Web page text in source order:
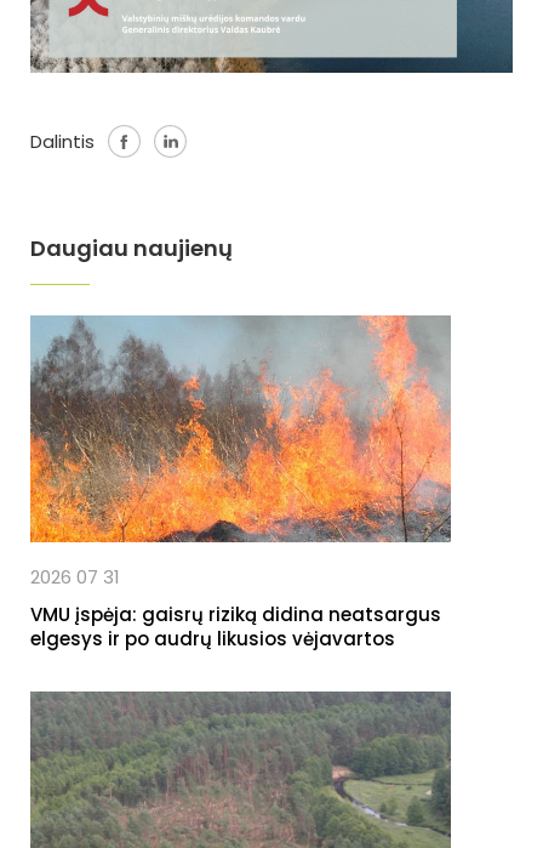
Dalintis
Daugiau naujienų
2026 07 31
VMU įspėja: gaisrų riziką didina neatsargus
elgesys ir po audrų likusios vėjavartos